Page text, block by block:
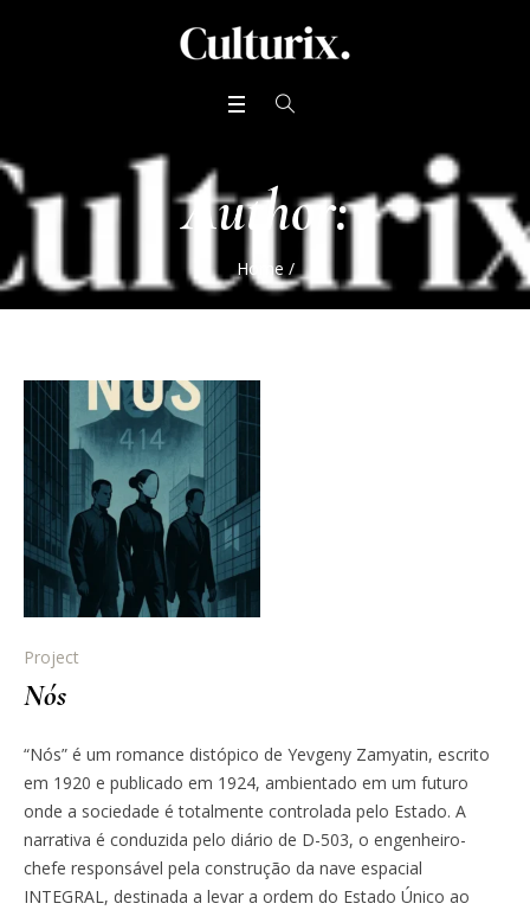
Author:
Home /
Project
Nós
“Nós” é um romance distópico de Yevgeny Zamyatin, escrito
em 1920 e publicado em 1924, ambientado em um futuro
onde a sociedade é totalmente controlada pelo Estado. A
narrativa é conduzida pelo diário de D-503, o engenheiro-
chefe responsável pela construção da nave espacial
INTEGRAL, destinada a levar a ordem do Estado Único ao